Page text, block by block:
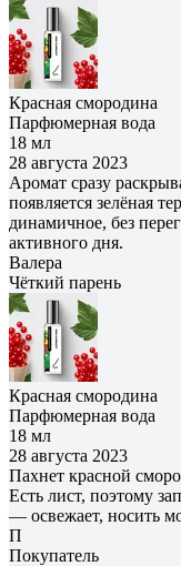
Красная смородина
Парфюмерная вода
18 мл
28 августа 2023
Аромат сразу
появляется зелёная
динамичное, без
активного дня.
Валера
Чёткий парень
Красная смородина
Парфюмерная вода
18 мл
28 августа 2023
Пахнет красной
Есть лист, поэтому
— освежает, носить
П
Покупатель